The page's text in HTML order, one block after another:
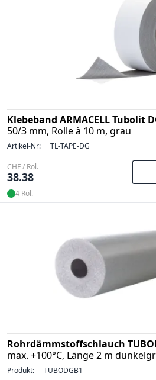
Klebeband ARMACELL Tubolit
50/3 mm, Rolle à 10 m, grau
Artikel-Nr: TL-TAPE-DG
CHF / Rol.
38.38
4 Rol.
Rohrdämmstoffschlauch
max. +100°C, Länge 2 m
Produkt: TUBODGB1